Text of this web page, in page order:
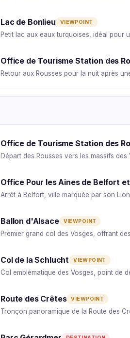
Lac de Bonlieu VIEWPOINT
Petit lac aux eaux turquoises, idéal pour
Office de Tourisme Station des
Retour aux Rousses pour la nuit après
Office de Tourisme Station des
Départ des Rousses vers les massifs des
Office Pour les Aines de Belfort
Arrêt à Belfort, ville marquée par son
Ballon d'Alsace VIEWPOINT
Premier grand col des Vosges, offrant
Col de la Schlucht VIEWPOINT
Col emblématique des Vosges, point de
Route des Crêtes VIEWPOINT
Tronçon panoramique de la Route des